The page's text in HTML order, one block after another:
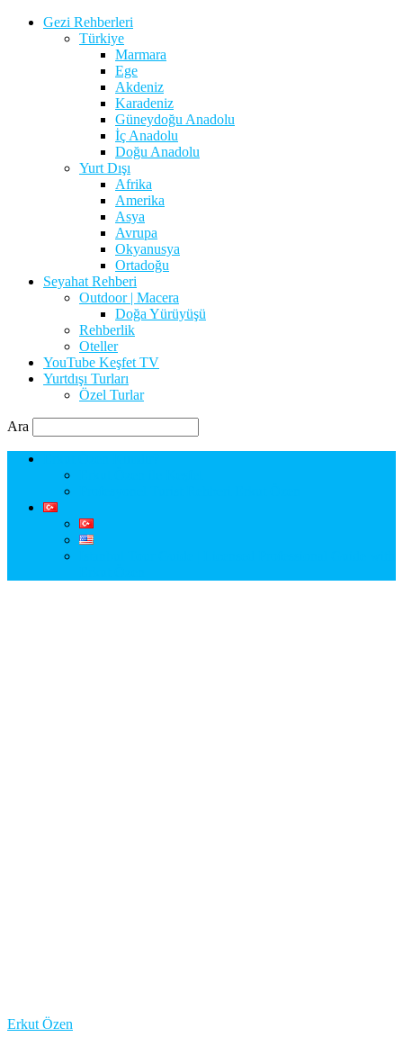
Gezi Rehberleri
Türkiye
Marmara
Ege
Akdeniz
Karadeniz
Güneydoğu Anadolu
İç Anadolu
Doğu Anadolu
Yurt Dışı
Afrika
Amerika
Asya
Avrupa
Okyanusya
Ortadoğu
Seyahat Rehberi
Outdoor | Macera
Doğa Yürüyüşü
Rehberlik
Oteller
YouTube Keşfet TV
Yurtdışı Turları
Özel Turlar
Ara
Erkut Özen